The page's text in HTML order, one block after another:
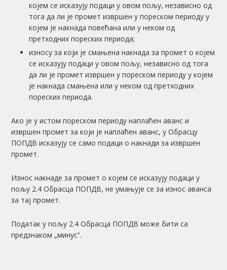
којем се исказују подаци у овом пољу, независно од
тога да ли је промет извршен у пореском периоду у
којем је накнада повећана или у неком од
претходних пореских периода;
износу за који је смањена накнада за промет о којем
се исказују подаци у овом пољу, независно од тога
да ли је промет извршен у пореском периоду у којем
је накнада смањена или у неком од претходних
пореских периода.
Ако је у истом пореском периоду наплаћен аванс и
извршен промет за који је наплаћен аванс, у Обрасцу
ПОПДВ исказују се само подаци о накнади за извршен
промет.
Износ накнаде за промет о којем се исказују подаци у
пољу 2.4 Обрасца ПОПДВ, не умањује се за износ аванса
за тај промет.
Податак у пољу 2.4 Обрасца ПОПДВ може бити са
предзнаком „минусˮ.